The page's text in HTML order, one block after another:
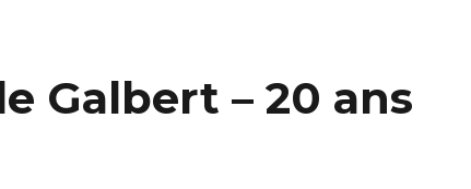
Galbert – 20 ans